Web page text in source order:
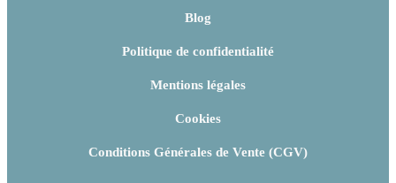
Blog
Politique de confidentialité
Mentions légales
Cookies
Conditions Générales de Vente (CGV)